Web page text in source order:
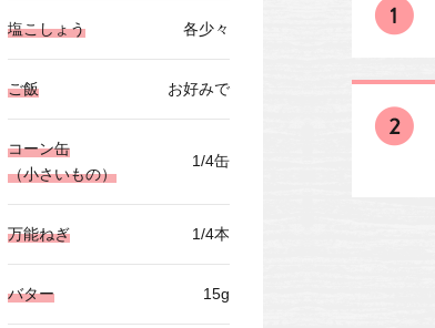
塩こしょう 各少々
ご飯 お好みで
コーン缶
（小さいもの）
1/4缶
万能ねぎ 1/4本
バター 15g